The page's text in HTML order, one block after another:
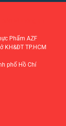
Phẩm AZF
KH&ĐT TP.HCM
phố Hồ Chí